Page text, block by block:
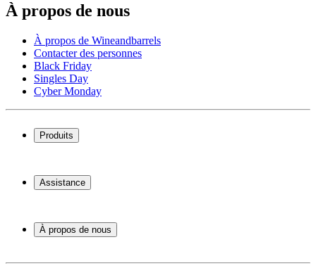
À propos de nous
À propos de Wineandbarrels
Contacter des personnes
Black Friday
Singles Day
Cyber Monday
Produits
Casier á vin
Meubles à vin
Assistance
Paiement
Expédition
+44 3308 081634
À propos de nous